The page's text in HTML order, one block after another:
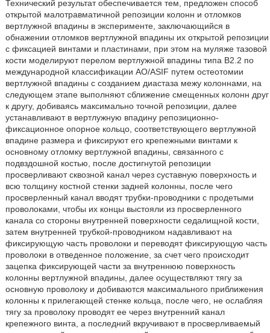
Технический результат обеспечивается тем, предложен способ
открытой малотравматичной репозиции колонн и отломков
вертлужной впадины в эксперименте, заключающийся в
обнажении отломков вертлужной впадины их открытой репозиции
с фиксацией винтами и пластинами, при этом на муляже тазовой
кости моделируют перелом вертлужной впадины типа В2.2 по
международной классификации AO/ASIF путем остеотомии
вертлужной впадины с созданием диастаза межу колоннами, на
следующем этапе выполняют сближение смещенных колонн друг
к другу, добиваясь максимально точной репозиции, далее
устанавливают в вертлужную впадину репозиционно-
фиксационное опорное кольцо, соответствующего вертлужной
впадине размера и фиксируют его крепежными винтами к
основному отломку вертлужной впадины, связанного с
подвздошной костью, после достигнутой репозиции
просверливают сквозной канал через суставную поверхность и
всю толщину костной стенки задней колонны, после чего
просверленный канал вводят трубки-проводники с продетыми
проволоками, чтобы их концы выстояли из просверленного
канала со стороны внутренней поверхности седалищной кости,
затем внутренней трубкой-проводником надавливают на
фиксирующую часть проволоки и переводят фиксирующую часть
проволоки в отведенное положение, за счет чего происходит
зацепка фиксирующей части за внутреннюю поверхность
колонны вертлужной впадины, далее осуществляют тягу за
основную проволоку и добиваются максимального приближения
колонны к прилегающей стенке кольца, после чего, не ослабляя
тягу за проволоку проводят ее через внутренний канал
крепежного винта, а последний вкручивают в просверливаемый